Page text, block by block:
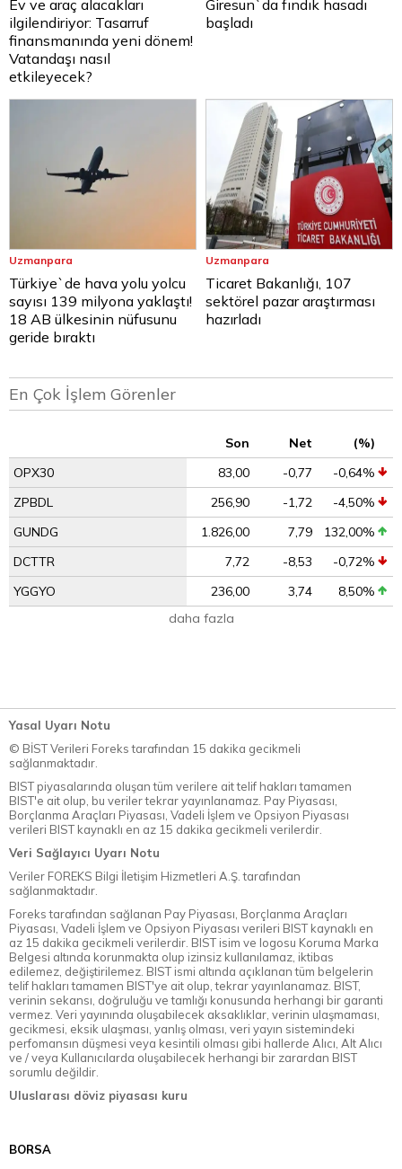
Ev ve araç alacakları
ilgilendiriyor: Tasarruf
finansmanında yeni dönem!
Vatandaşı nasıl
etkileyecek?
Giresun`da fındık hasadı
başladı
Uzmanpara
Türkiye`de hava yolu yolcu
sayısı 139 milyona yaklaştı!
18 AB ülkesinin nüfusunu
geride bıraktı
Uzmanpara
Ticaret Bakanlığı, 107
sektörel pazar araştırması
hazırladı
En Çok İşlem Görenler
Son Net
(%)
OPX30
83,00 -0,77
-0,64%
ZPBDL
256,90 -1,72
-4,50%
GUNDG
1.826,00 7,79
132,00%
DCTTR
7,72 -8,53
-0,72%
YGGYO
236,00 3,74
8,50%
daha fazla
Yasal Uyarı Notu
© BİST Verileri Foreks tarafından 15 dakika gecikmeli
sağlanmaktadır.
BIST piyasalarında oluşan tüm verilere ait telif hakları tamamen
BIST'e ait olup, bu veriler tekrar yayınlanamaz. Pay Piyasası,
Borçlanma Araçları Piyasası, Vadeli İşlem ve Opsiyon Piyasası
verileri BIST kaynaklı en az 15 dakika gecikmeli verilerdir.
Veri Sağlayıcı Uyarı Notu
Veriler FOREKS Bilgi İletişim Hizmetleri A.Ş. tarafından
sağlanmaktadır.
Foreks tarafından sağlanan Pay Piyasası, Borçlanma Araçları
Piyasası, Vadeli İşlem ve Opsiyon Piyasası verileri BIST kaynaklı en
az 15 dakika gecikmeli verilerdir. BIST isim ve logosu Koruma Marka
Belgesi altında korunmakta olup izinsiz kullanılamaz, iktibas
edilemez, değiştirilemez. BIST ismi altında açıklanan tüm belgelerin
telif hakları tamamen BIST'ye ait olup, tekrar yayınlanamaz. BIST,
verinin sekansı, doğruluğu ve tamlığı konusunda herhangi bir garanti
vermez. Veri yayınında oluşabilecek aksaklıklar, verinin ulaşmaması,
gecikmesi, eksik ulaşması, yanlış olması, veri yayın sistemindeki
perfomansın düşmesi veya kesintili olması gibi hallerde Alıcı, Alt Alıcı
ve / veya Kullanıcılarda oluşabilecek herhangi bir zarardan BIST
sorumlu değildir.
Uluslarası döviz piyasası kuru
BORSA